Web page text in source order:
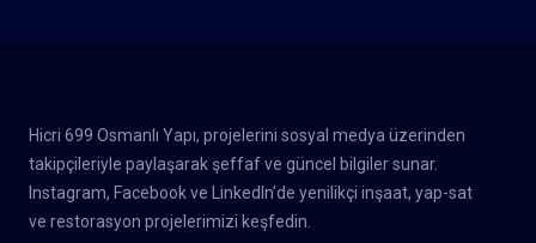
Hicri 699 Osmanlı Yapı, projelerini sosyal medya üzerinden
takipçileriyle paylaşarak şeffaf ve güncel bilgiler sunar.
Instagram, Facebook ve LinkedIn’de yenilikçi inşaat, yap-sat
ve restorasyon projelerimizi keşfedin.